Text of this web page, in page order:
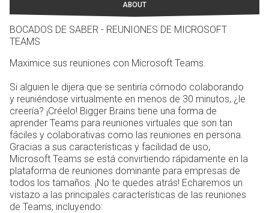
ABOUT
BOCADOS DE SABER - REUNIONES DE MICROSOFT
TEAMS
Maximice sus reuniones con Microsoft Teams.
Si alguien le dijera que se sentiría cómodo colaborando
y reuniéndose virtualmente en menos de 30 minutos, ¿le
creería? ¡Créelo! Bigger Brains tiene una forma de
aprender Teams para reuniones virtuales que son tan
fáciles y colaborativas como las reuniones en persona.
Gracias a sus características y facilidad de uso,
Microsoft Teams se está convirtiendo rápidamente en la
plataforma de reuniones dominante para empresas de
todos los tamaños. ¡No te quedes atrás! Echaremos un
vistazo a las principales características de las reuniones
de Teams, incluyendo: